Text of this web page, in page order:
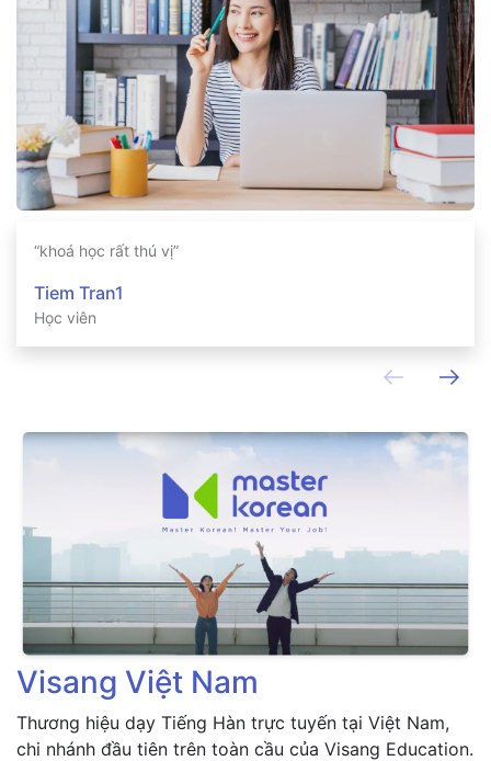
“khoá học rất thú vị”
Tiem Tran1
Học viên
Visang Việt Nam
Thương hiệu dạy Tiếng Hàn trực tuyến tại Việt Nam,
chi nhánh đầu tiên trên toàn cầu của Visang Education.